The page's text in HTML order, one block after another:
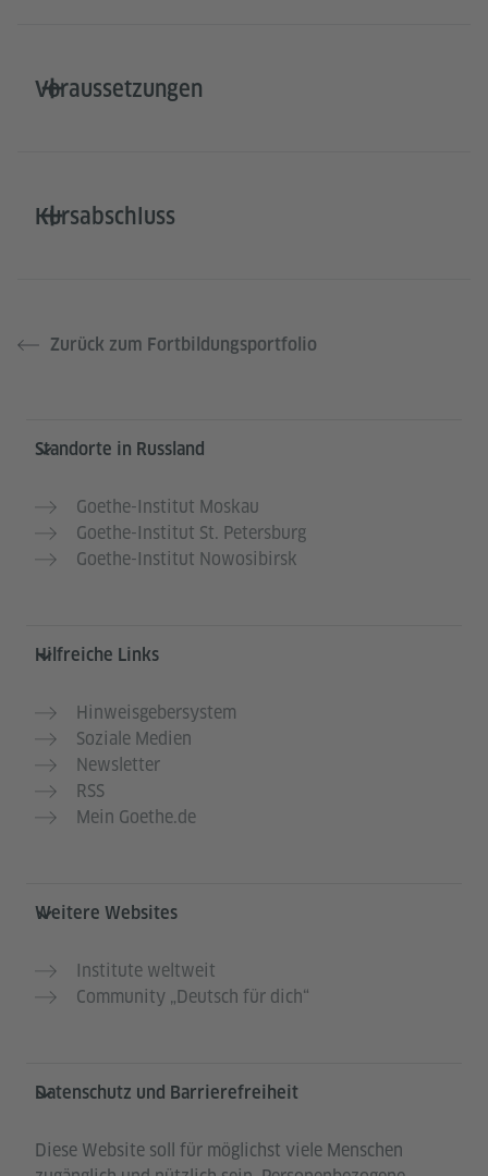
Voraussetzungen
Kursabschluss
Zurück zum Fortbildungsportfolio
Service- und Informationsbereich
Standorte in Russland
Goethe-Institut Moskau
Goethe-Institut St. Petersburg
Goethe-Institut Nowosibirsk
Hilfreiche Links
Hinweisgebersystem
Soziale Medien
Newsletter
RSS
Mein Goethe.de
Weitere Websites
Institute weltweit
Community „Deutsch für dich“
Datenschutz und Barrierefreiheit
Diese Website soll für möglichst viele Menschen